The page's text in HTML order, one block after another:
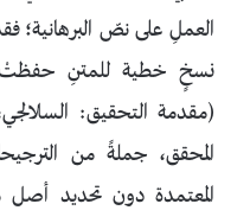
العملِ على نصّ البرهانية؛
نسخٍ خطية للمتنِ حفظتْ
المحقق، جملةً من
المعتمدة دون تحديد